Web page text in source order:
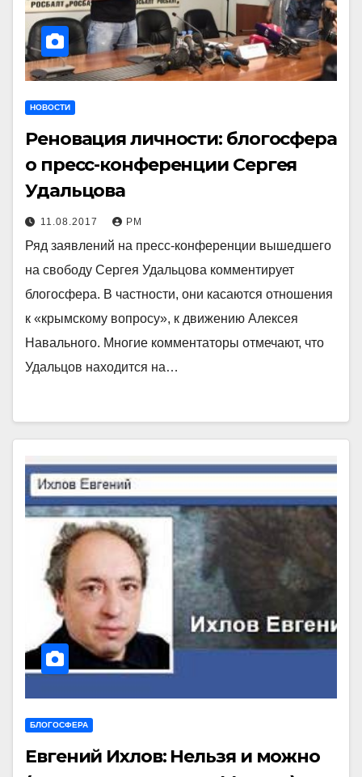
НОВОСТИ
Реновация личности: блогосфера
о пресс-конференции Сергея
Удальцова
11.08.2017 РМ
Ряд заявлений на пресс-конференции вышедшего
на свободу Сергея Удальцова комментирует
блогосфера. В частности, они касаются отношения
к «крымскому вопросу», к движению Алексея
Навального. Многие комментаторы отмечают, что
Удальцов находится на…
БЛОГОСФЕРА
Евгений Ихлов: Нельзя и можно